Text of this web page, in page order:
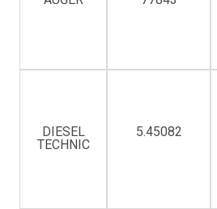
DIESEL
TECHNIC
5.45082